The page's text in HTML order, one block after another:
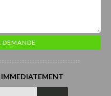
IMMEDIATEMENT